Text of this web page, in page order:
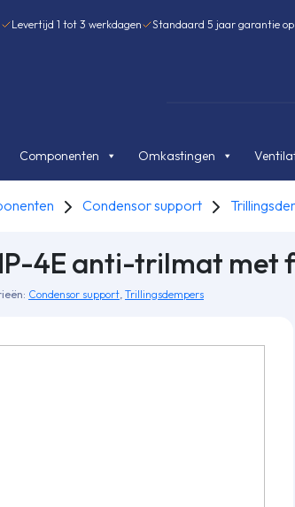
Levertijd 1 tot 3 werkdagen
Standaard 5 jaar garantie op
Componenten Omkastingen
Condensor support
4E anti-trilmat met
Condensor support Trillingsdempers